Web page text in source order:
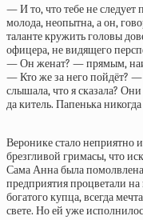
— И то, что тебе не следует
молода, неопытна, а он,
таланте кружить головы
офицера, не видящего
— Он женат? — прямым,
— Кто же за него пойдёт?
слышала, что я сказала?
да китель. Папенька никогда
Веронике стало неприятно
брезгливой гримасы, что
Сама Анна была
предприятия процветали на
богатого купца, всегда
свете. Но ей уже